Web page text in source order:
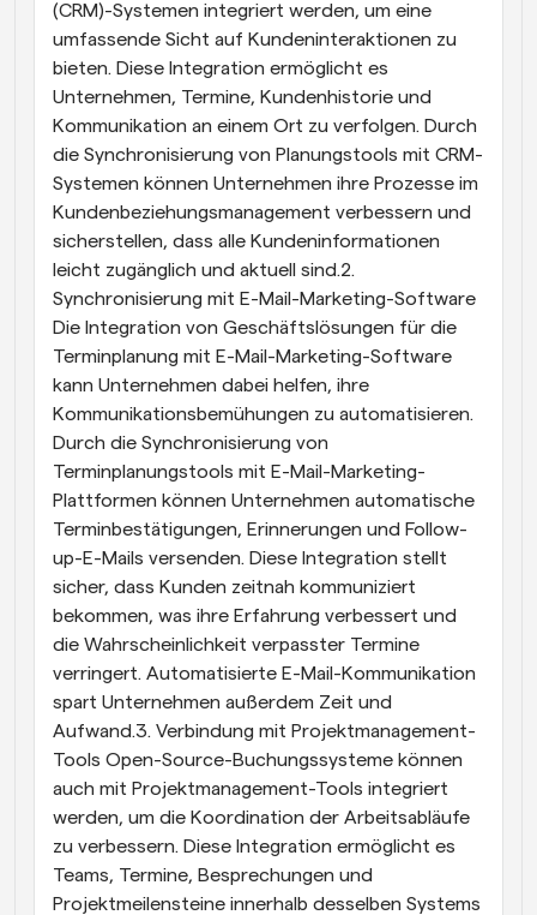
(CRM)-Systemen integriert werden, um eine
umfassende Sicht auf Kundeninteraktionen zu
bieten. Diese Integration ermöglicht es
Unternehmen, Termine, Kundenhistorie und
Kommunikation an einem Ort zu verfolgen. Durch
die Synchronisierung von Planungstools mit CRM-
Systemen können Unternehmen ihre Prozesse im
Kundenbeziehungsmanagement verbessern und
sicherstellen, dass alle Kundeninformationen
leicht zugänglich und aktuell sind.2.
Synchronisierung mit E-Mail-Marketing-Software
Die Integration von Geschäftslösungen für die
Terminplanung mit E-Mail-Marketing-Software
kann Unternehmen dabei helfen, ihre
Kommunikationsbemühungen zu automatisieren.
Durch die Synchronisierung von
Terminplanungstools mit E-Mail-Marketing-
Plattformen können Unternehmen automatische
Terminbestätigungen, Erinnerungen und Follow-
up-E-Mails versenden. Diese Integration stellt
sicher, dass Kunden zeitnah kommuniziert
bekommen, was ihre Erfahrung verbessert und
die Wahrscheinlichkeit verpasster Termine
verringert. Automatisierte E-Mail-Kommunikation
spart Unternehmen außerdem Zeit und
Aufwand.3. Verbindung mit Projektmanagement-
Tools Open-Source-Buchungssysteme können
auch mit Projektmanagement-Tools integriert
werden, um die Koordination der Arbeitsabläufe
zu verbessern. Diese Integration ermöglicht es
Teams, Termine, Besprechungen und
Projektmeilensteine innerhalb desselben Systems